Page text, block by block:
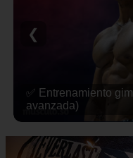
✅ Entrenamiento
avanzada)
❮